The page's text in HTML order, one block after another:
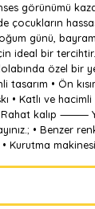
görünümü
çocukların
günü,
ideal bir
dolabında özel
tasarım • Ön
• Katlı ve hacimli
kalıp ⸻
• Benzer
• Kurutma